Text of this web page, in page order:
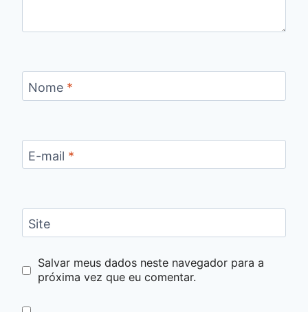
Nome *
E-mail *
Site
Salvar meus dados neste navegador para a
próxima vez que eu comentar.